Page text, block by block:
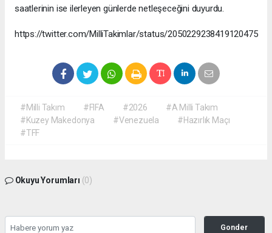
saatlerinin ise ilerleyen günlerde netleşeceğini duyurdu.
https://twitter.com/MilliTakimlar/status/2050229238419120475
#Milli Takım #FIFA #2026
#A Milli Takım
#Kuzey Makedonya
#Venezuela
#Hazırlık Maçı
#TFF
Okuyu Yorumları (0)
Gonder